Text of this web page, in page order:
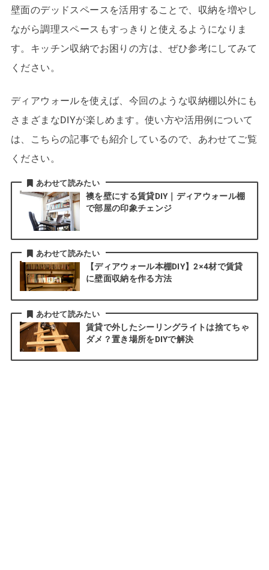
壁面のデッドスペースを活用することで、収納を増やし
ながら調理スペースもすっきりと使えるようになりま
す。キッチン収納でお困りの方は、ぜひ参考にしてみて
ください。
ディアウォールを使えば、今回のような収納棚以外にも
さまざまなDIYが楽しめます。使い方や活用例について
は、こちらの記事でも紹介しているので、あわせてご覧
ください。
襖を壁にする賃貸DIY｜ディアウォール棚
で部屋の印象チェンジ
あわせて読みたい
【ディアウォール本棚DIY】2×4材で賃貸
に壁面収納を作る方法
あわせて読みたい
賃貸で外したシーリングライトは捨てちゃ
ダメ？置き場所をDIYで解決
あわせて読みたい